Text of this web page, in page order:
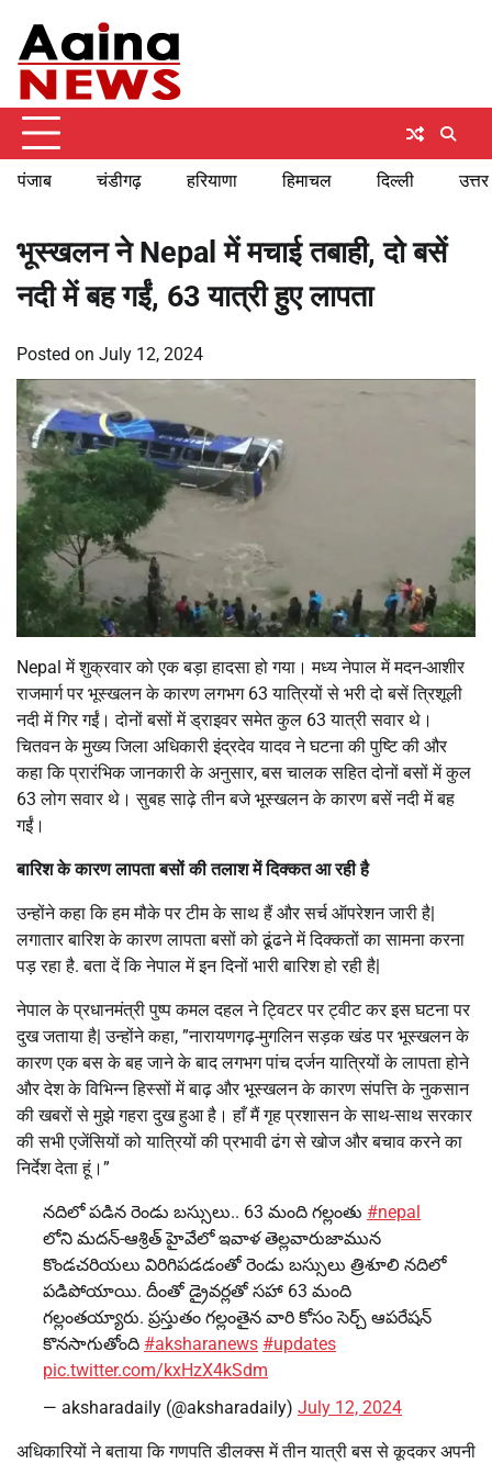
content
पंजाब चंडीगढ़ हरियाणा हिमाचल दिल्ली
भूस्खलन ने Nepal में मचाई तबाही, दो बसें
नदी में बह गईं, 63 यात्री हुए लापता
Posted on July 12, 2024
Nepal में शुक्रवार को एक बड़ा हादसा हो गया। मध्य नेपाल में मदन-आशीर
राजमार्ग पर भूस्खलन के कारण लगभग 63 यात्रियों से भरी दो बसें त्रिशूली
नदी में गिर गईं। दोनों बसों में ड्राइवर समेत कुल 63 यात्री सवार थे।
चितवन के मुख्य जिला अधिकारी इंद्रदेव यादव ने घटना की पुष्टि की और
कहा कि प्रारंभिक जानकारी के अनुसार, बस चालक सहित दोनों बसों में कुल
63 लोग सवार थे। सुबह साढ़े तीन बजे भूस्खलन के कारण बसें नदी में बह
गईं।
बारिश के कारण लापता बसों की तलाश में दिक्कत आ रही है
उन्होंने कहा कि हम मौके पर टीम के साथ हैं और सर्च ऑपरेशन जारी है|
लगातार बारिश के कारण लापता बसों को ढूंढने में दिक्कतों का सामना करना
पड़ रहा है. बता दें कि नेपाल में इन दिनों भारी बारिश हो रही है|
नेपाल के प्रधानमंत्री पुष्प कमल दहल ने ट्विटर पर ट्वीट कर इस घटना पर
दुख जताया है| उन्होंने कहा, ”नारायणगढ़-मुगलिन सड़क खंड पर भूस्खलन के
कारण एक बस के बह जाने के बाद लगभग पांच दर्जन यात्रियों के लापता होने
और देश के विभिन्न हिस्सों में बाढ़ और भूस्खलन के कारण संपत्ति के नुकसान
की खबरों से मुझे गहरा दुख हुआ है। हाँ मैं गृह प्रशासन के साथ-साथ सरकार
की सभी एजेंसियों को यात्रियों की प्रभावी ढंग से खोज और बचाव करने का
निर्देश देता हूं।”
నదిలో పడిన రెండు బస్సులు.. 63 మంది గల్లంతు #nepal
లోని మదన్-ఆశ్రిత్ హైవేలో ఇవాళ తెల్లవారుజామున
కొండచరియలు విరిగిపడడంతో రెండు బస్సులు త్రిశూలి నదిలో
పడిపోయాయి. దీంతో డ్రైవర్లతో సహా 63 మంది
గల్లంతయ్యారు. ప్రస్తుతం గల్లంతైన వారి కోసం సెర్చ్ ఆపరేషన్
కొనసాగుతోంది #aksharanews #updates
pic.twitter.com/kxHzX4kSdm
— aksharadaily (@aksharadaily) July 12, 2024
अधिकारियों ने बताया कि गणपति डीलक्स में तीन यात्री बस से कूदकर अपनी